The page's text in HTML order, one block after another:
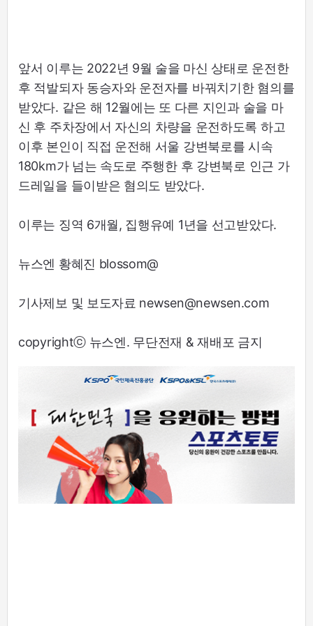
앞서 이루는 2022년 9월 술을 마신 상태로 운전한
후 적발되자 동승자와 운전자를 바꿔치기한 혐의를
받았다. 같은 해 12월에는 또 다른 지인과 술을 마
신 후 주차장에서 자신의 차량을 운전하도록 하고
이후 본인이 직접 운전해 서울 강변북로를 시속
180km가 넘는 속도로 주행한 후 강변북로 인근 가
드레일을 들이받은 혐의도 받았다.
이루는 징역 6개월, 집행유예 1년을 선고받았다.
뉴스엔 황혜진 blossom@
기사제보 및 보도자료 newsen@newsen.com
copyrightⓒ 뉴스엔. 무단전재 & 재배포 금지